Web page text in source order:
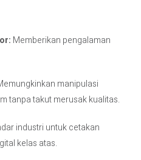
Memberikan pengalaman
manipulasi
tanpa takut merusak kualitas.
industri untuk cetakan
kelas atas.